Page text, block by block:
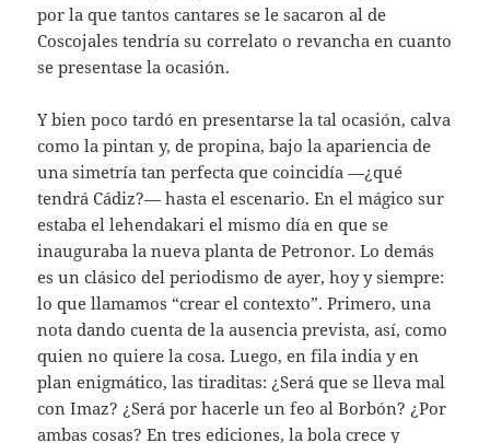
por la que tantos cantares se le sacaron al de
Coscojales tendría su correlato o revancha en cuanto
se presentase la ocasión.
Y bien poco tardó en presentarse la tal ocasión, calva
como la pintan y, de propina, bajo la apariencia de
una simetría tan perfecta que coincidía —¿qué
tendrá Cádiz?— hasta el escenario. En el mágico sur
estaba el lehendakari el mismo día en que se
inauguraba la nueva planta de Petronor. Lo demás
es un clásico del periodismo de ayer, hoy y siempre:
lo que llamamos “crear el contexto”. Primero, una
nota dando cuenta de la ausencia prevista, así, como
quien no quiere la cosa. Luego, en fila india y en
plan enigmático, las tiraditas: ¿Será que se lleva mal
con Imaz? ¿Será por hacerle un feo al Borbón? ¿Por
ambas cosas? En tres ediciones, la bola crece y